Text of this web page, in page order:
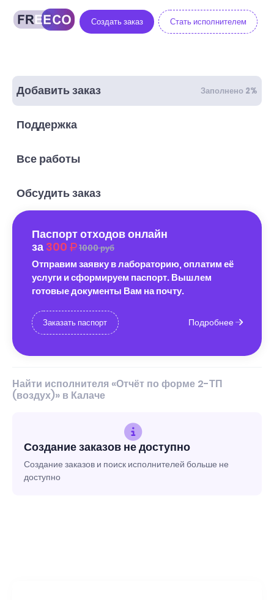
Создать заказ Стать исполнителем
Добавить заказ Заполнено 2%
Поддержка
Все работы
Обсудить заказ
Паспорт отходов онлайн
за 300 1000 руб
Отправим заявку в лабораторию, оплатим её
услуги и сформируем паспорт. Вышлем
готовые документы Вам на почту.
Заказать паспорт Подробнее
Найти исполнителя «Отчёт по форме 2-ТП
(воздух)» в Калаче
Создание заказов не доступно
Создание заказов и поиск исполнителей больше не
доступно